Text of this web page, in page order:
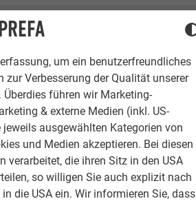
um ein benutzerfreundliches
zur Verbesserung der Qualität unserer
Überdies führen wir Marketing-
& externe Medien (inkl. US-
jeweils ausgewählten Kategorien von
und Medien akzeptieren. Bei diesen
verarbeitet, die ihren Sitz in den USA
so willigen Sie auch explizit nach
die USA ein. Wir informieren Sie, dass